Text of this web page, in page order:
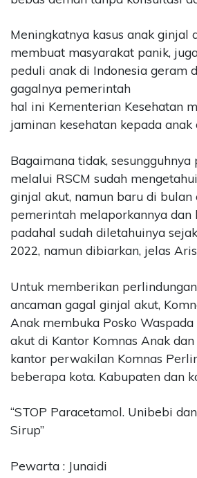
Meningkatnya kasus anak ginjal
membuat masyarakat panik,
peduli anak di Indonesia geram
gagalnya pemerintah
hal ini Kementerian Kesehatan
jaminan kesehatan kepada anak
Bagaimana tidak,
melalui RSCM sudah
ginjal akut, namun baru di bulan
pemerintah melaporkannya dan
padahal sudah diletahuinya
2022, namun dibiarkan, jelas
Untuk memberikan
ancaman gagal ginjal akut,
Anak membuka Posko
akut di Kantor Komnas Anak
kantor perwakilan Komnas
beberapa kota. Kabupaten dan
“STOP Paracetamol. Unibebi
Sirup”
Pewarta : Junaidi